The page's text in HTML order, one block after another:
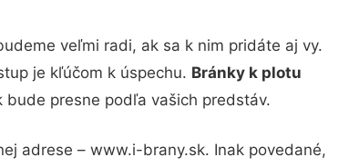
veľmi radi, ak sa k nim pridáte aj vy.
je kľúčom k úspechu. Bránky k plotu
presne podľa vašich predstáv.
adrese – www.i-brany.sk. Inak povedané,